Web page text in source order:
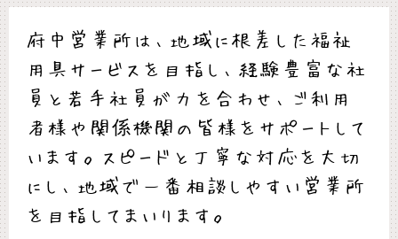
府中営業所は、地域に根差した福祉
用具サービスを目指し、経験豊富な社
員と若手社員が力を合わせ、ご利用
者様や関係機関の皆様をサポートして
います。スピードと丁寧な対応を大切
にし、地域で一番相談しやすい営業所
を目指してまいります。